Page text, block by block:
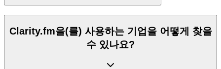
Clarity.fm을(를) 사용하는 기업을 어떻게 찾을
수 있나요?